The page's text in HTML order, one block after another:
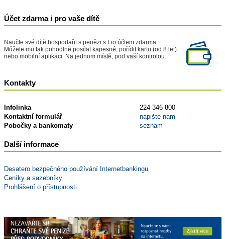
Účet zdarma i pro vaše dítě
Naučte své dítě hospodařit s penězi s Fio účtem zdarma.
Můžete mu tak pohodlně posílat kapesné, pořídit kartu (od 8 let)
nebo mobilní aplikaci. Na jednom místě, pod vaší kontrolou.
Kontakty
Infolinka
224 346 800
Kontaktní formulář
napište nám
Pobočky a bankomaty
seznam
Další informace
Desatero bezpečného používání Internetbankingu
Ceníky a sazebníky
Prohlášení o přístupnosti